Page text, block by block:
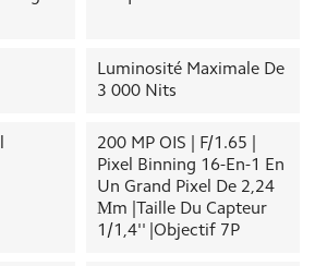
Luminosité Maximale De
3 000 Nits
200 MP OIS | F/1.65 |
Pixel Binning 16-En-1 En
Un Grand Pixel De 2,24
Μm |Taille Du Capteur
1/1,4'' |Objectif 7P